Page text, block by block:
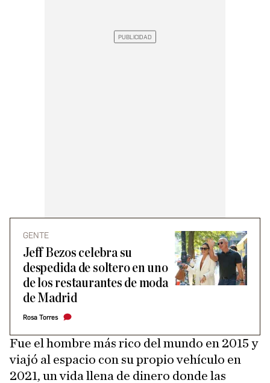
GENTE
Jeff Bezos celebra su
despedida de soltero en uno
de los restaurantes de moda
de Madrid
Rosa Torres
Fue el hombre más rico del mundo en 2015 y
viajó al espacio con su propio vehículo en
2021, un vida llena de dinero donde las